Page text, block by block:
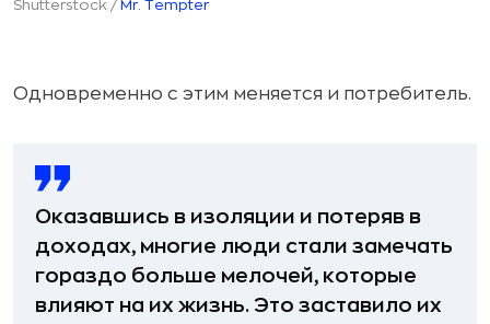
Shutterstock /Mr. Tempter
Одновременно с этим меняется и потребитель.
Оказавшись в изоляции и потеряв в
доходах, многие люди стали замечать
гораздо больше мелочей, которые
влияют на их жизнь. Это заставило их